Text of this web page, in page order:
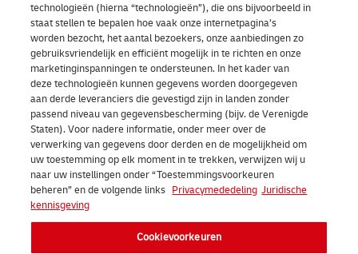
technologieën (hierna “technologieën”), die ons bijvoorbeeld in
staat stellen te bepalen hoe vaak onze internetpagina’s
worden bezocht, het aantal bezoekers, onze aanbiedingen zo
gebruiksvriendelijk en efficiënt mogelijk in te richten en onze
marketinginspanningen te ondersteunen. In het kader van
deze technologieën kunnen gegevens worden doorgegeven
aan derde leveranciers die gevestigd zijn in landen zonder
passend niveau van gegevensbescherming (bijv. de Verenigde
Staten). Voor nadere informatie, onder meer over de
verwerking van gegevens door derden en de mogelijkheid om
uw toestemming op elk moment in te trekken, verwijzen wij u
naar uw instellingen onder “Toestemmingsvoorkeuren
beheren” en de volgende links Privacymededeling Juridische
kennisgeving
Cookievoorkeuren